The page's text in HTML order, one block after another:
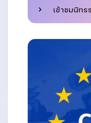
เข้าชมนิทร